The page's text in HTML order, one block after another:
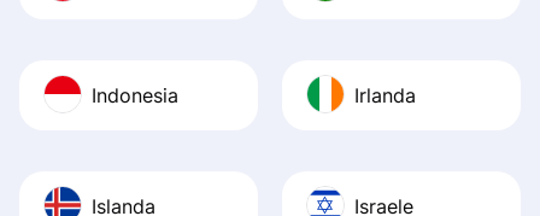
Indonesia Irlanda
Islanda Israele